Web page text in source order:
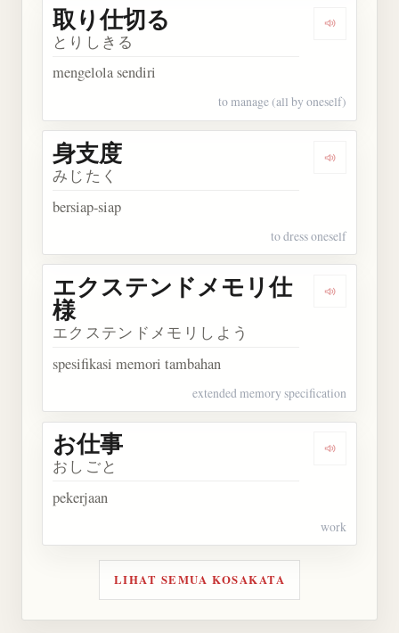
Dengarkan
取り仕切る
とりしきる
mengelola sendiri
to manage (all by oneself)
Dengarkan
身支度
みじたく
bersiap-siap
to dress oneself
Dengarkan
エクステンドメモリ仕
様
エクステンドメモリしよう
spesifikasi memori tambahan
extended memory specification
Dengarkan
お仕事
おしごと
pekerjaan
work
LIHAT SEMUA KOSAKATA